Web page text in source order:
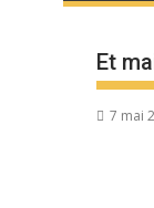
Et
7 mai